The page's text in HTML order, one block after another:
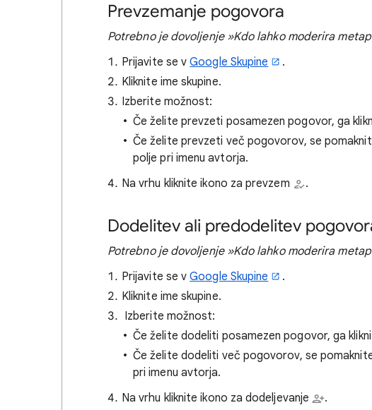
Prevzemanje pogovora
Potrebno je dovoljenje »Kdo lahko moderira
Prijavite se vGoogle Skupine
.
Kliknite ime skupine.
Izberite možnost:
Če želite prevzeti posamezen pogovor, ga
Če želite prevzeti več pogovorov, se
polje pri imenu avtorja.
Na vrhu kliknite ikono za prevzem
.
Dodelitev ali predodelitev
Potrebno je dovoljenje »Kdo lahko moderira
Prijavite se vGoogle Skupine
.
Kliknite ime skupine.
Izberite možnost:
Če želite dodeliti posamezen pogovor, ga
Če želite dodeliti več pogovorov, se
pri imenu avtorja.
Na vrhu kliknite ikono za dodeljevanje
.